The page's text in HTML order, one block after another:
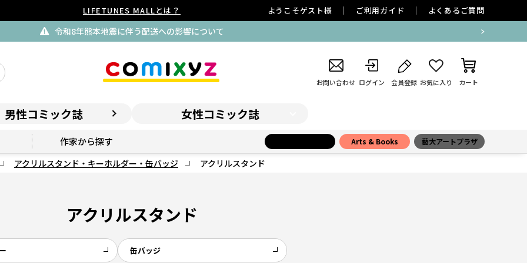
LIFETUNES MALLとは？ ようこそゲスト様 ご利用ガイド よくあるご質問
令和8年熊本地震に伴う配送への影響について
お問い合わせ ログイン 会員登録 お気に入り カート
男性コミック誌 女性コミック誌
作家から探す Arts & Books 藝大アートプラザ
アクリルスタンド・キーホルダー・缶バッジ アクリルスタンド
アクリルスタンド
缶バッジ